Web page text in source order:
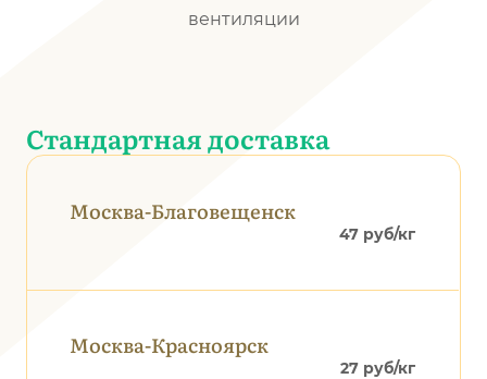
вентиляции
Стандартная доставка
Москва-Благовещенск
47 руб/кг
Москва-Красноярск
27 руб/кг